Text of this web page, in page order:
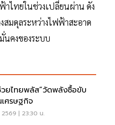
ไทยในช่วงเปลี่ยนผ่าน ดัง
มดุลระหว่างไฟฟ้าสะอาด
คงของระบบ
วยไทยพลัส”วัดพลังซื้อขับ
เศรษฐกิจ
2569 | 23:30 น.